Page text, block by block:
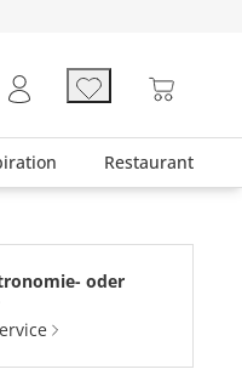
Restaurant
oder